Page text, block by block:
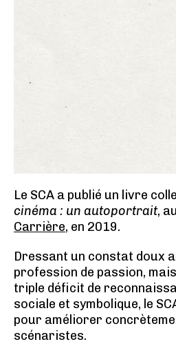
Le SCA a publié un livre
cinéma : un autoportrait,
Carrière, en 2019.
Dressant un constat doux
profession de passion,
triple déficit de
sociale et symbolique, le
pour améliorer
scénaristes.